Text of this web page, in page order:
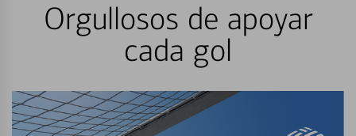
Orgullosos de apoyar
cada gol